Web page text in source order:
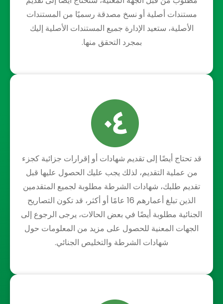
مستندات أصلية أو نسخ مصدقة رسميًا من المستندات
الأصلية، ستعيد الإدارة جميع المستندات الأصلية إليك
بمجرد التحقق منها.
قد تحتاج أيضًا إلى تقديم شهادات أو إقرارات جزائية كجزء
من عملية التقديم، لذلك يجب عليك الحصول عليها قبل
تقديم طلبك، شهادات الشرطة مطلوبة لجميع المتقدمين
الذين تبلغ أعمارهم 16 عامًا أو أكثر، قد تكون التصاريح
الجنائية مطلوبة أيضًا في بعض الحالات، يرجى الرجوع إلى
الجهات المعنية للحصول على مزيد من المعلومات حول
شهادات الشرطة والتخليص الجنائي.